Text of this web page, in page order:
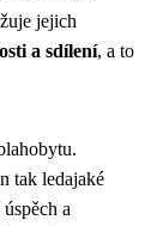
jejich
a sdílení, a to
tak ledajaké
a